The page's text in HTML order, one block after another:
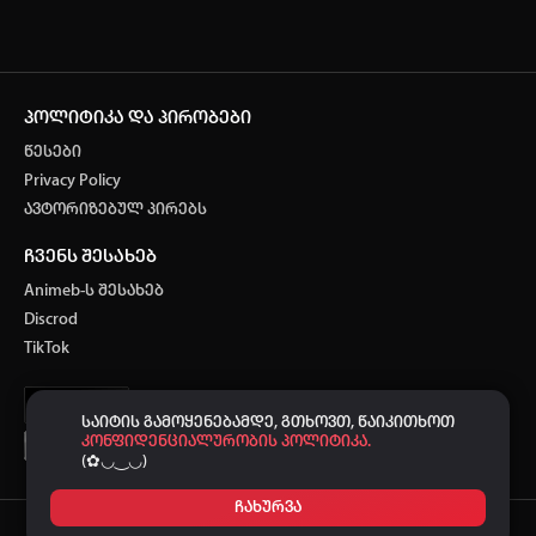
საიტის გამოყენებამდე, გთხოვთ, წაიკითხოთ
კონფიდენციალურობის პოლიტიკა.
(✿◡‿◡)
ჩახურვა
პოლიტიკა და პირობები
წესები
Privacy Policy
ავტორიზებულ პირებს
ჩვენს შესახებ
Animeb-ს შესახებ
Discrod
TikTok